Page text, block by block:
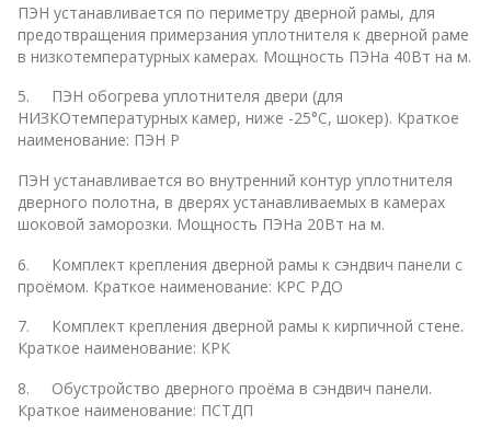
ПЭН устанавливается по периметру дверной рамы, для
предотвращения примерзания уплотнителя к дверной раме
в низкотемпературных камерах. Мощность ПЭНа 40Вт на м.
5. ПЭН обогрева уплотнителя двери (для
НИЗКОтемпературных камер, ниже -25°С, шокер). Краткое
наименование: ПЭН Р
ПЭН устанавливается во внутренний контур уплотнителя
дверного полотна, в дверях устанавливаемых в камерах
шоковой заморозки. Мощность ПЭНа 20Вт на м.
6. Комплект крепления дверной рамы к сэндвич панели с
проёмом. Краткое наименование: КРС РДО
7. Комплект крепления дверной рамы к кирпичной стене.
Краткое наименование: КРК
8. Обустройство дверного проёма в сэндвич панели.
Краткое наименование: ПСТДП